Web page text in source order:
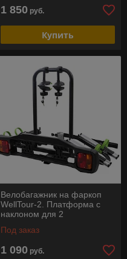
1 850 руб.
Купить
Велобагажник на фаркоп
WellTour-2. Платформа с
наклоном для 2
Под заказ
1 090 руб.